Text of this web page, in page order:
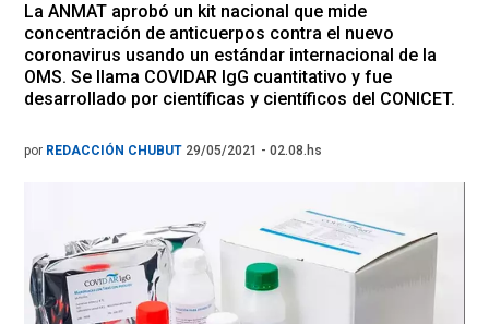
La ANMAT aprobó un kit nacional que mide
concentración de anticuerpos contra el nuevo
coronavirus usando un estándar internacional de la
OMS. Se llama COVIDAR IgG cuantitativo y fue
desarrollado por científicas y científicos del CONICET.
por REDACCIÓN CHUBUT 29/05/2021 - 02.08.hs